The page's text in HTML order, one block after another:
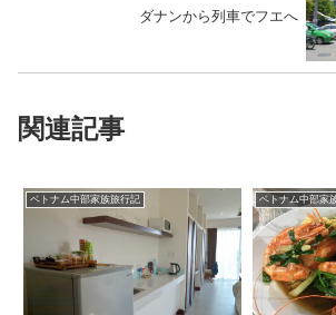
ダナンから列車でフエへ
関連記事
ベトナム中部家族旅行記 ベトナム中部家